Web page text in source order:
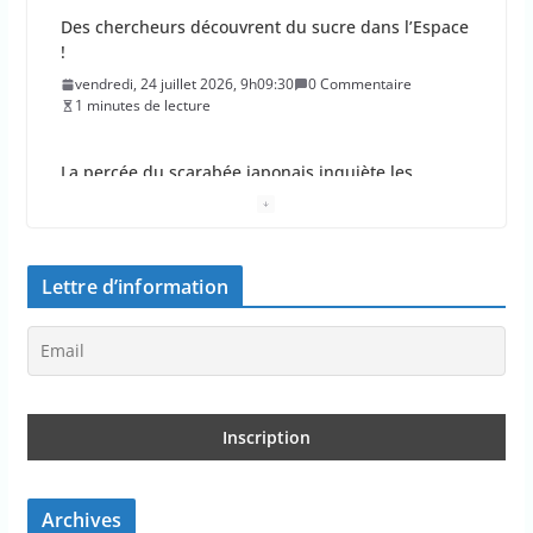
Des chercheurs découvrent du sucre dans l’Espace
!
vendredi, 24 juillet 2026, 9h09:30
0 Commentaire
1 minutes de lecture
La percée du scarabée japonais inquiète les
hectares en France
jeudi, 23 juillet 2026, 10h10:30
0 Commentaire
Les députés approuvent les viols en série sur les
jeudi, 23 juillet 2026, 9h09:08
Lettre d’information
Archives